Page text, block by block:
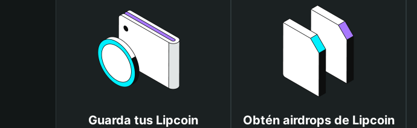
Guarda tus Lipcoin
Obtén airdrops de Lipcoin